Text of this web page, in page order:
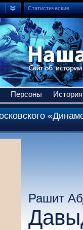
Статистические
Персоны История
Рашит